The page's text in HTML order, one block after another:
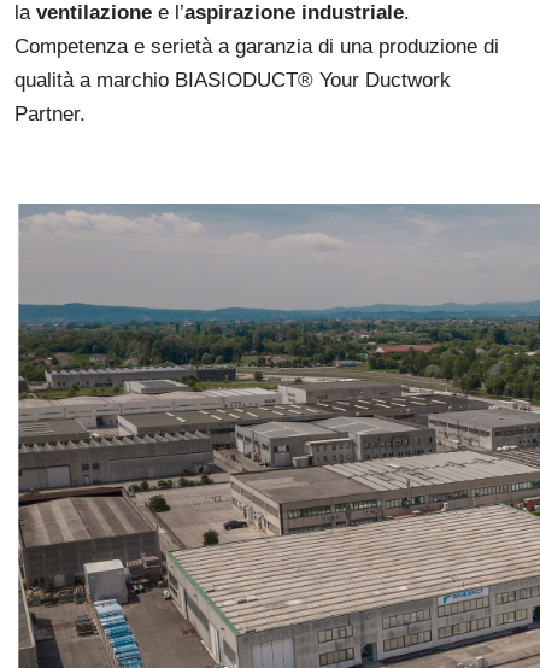
la ventilazione e l’aspirazione industriale.
Competenza e serietà a garanzia di una produzione di
qualità a marchio BIASIODUCT® Your Ductwork
Partner.